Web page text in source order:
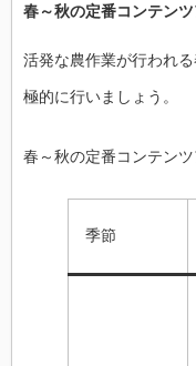
春～秋の定番コンテン
活発な農作業が行われ
極的に行いましょう。
春～秋の定番コンテン
季節